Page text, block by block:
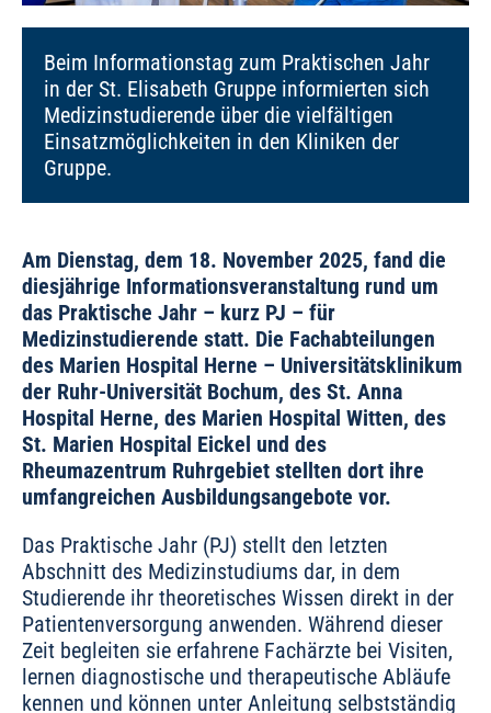
Beim Informationstag zum Praktischen Jahr
in der St. Elisabeth Gruppe informierten sich
Medizinstudierende über die vielfältigen
Einsatzmöglichkeiten in den Kliniken der
Gruppe.
Am Dienstag, dem 18. November 2025, fand die
diesjährige Informationsveranstaltung rund um
das Praktische Jahr – kurz PJ – für
Medizinstudierende statt. Die Fachabteilungen
des Marien Hospital Herne – Universitätsklinikum
der Ruhr-Universität Bochum, des St. Anna
Hospital Herne, des Marien Hospital Witten, des
St. Marien Hospital Eickel und des
Rheumazentrum Ruhrgebiet stellten dort ihre
umfangreichen Ausbildungsangebote vor.
Das Praktische Jahr (PJ) stellt den letzten
Abschnitt des Medizinstudiums dar, in dem
Studierende ihr theoretisches Wissen direkt in der
Patientenversorgung anwenden. Während dieser
Zeit begleiten sie erfahrene Fachärzte bei Visiten,
lernen diagnostische und therapeutische Abläufe
kennen und können unter Anleitung selbstständig